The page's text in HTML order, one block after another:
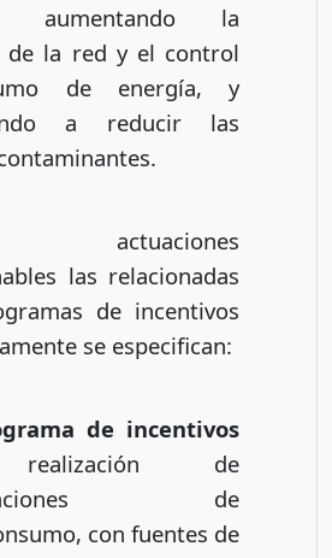
aumentando la
de la red y el control
de energía, y
a reducir las
actuaciones
las relacionadas
de incentivos
se especifican:
de incentivos
de
de
con fuentes de